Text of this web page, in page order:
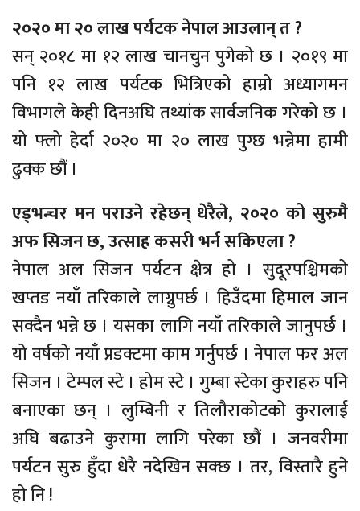
२०२० मा २० लाख पर्यटक नेपाल आउलान् त ?
सन् २०१८ मा १२ लाख चानचुन पुगेको छ । २०१९ मा
पनि १२ लाख पर्यटक भित्रिएको हाम्रो अध्यागमन
विभागले केही दिनअघि तथ्यांक सार्वजनिक गरेको छ ।
यो फ्लो हेर्दा २०२० मा २० लाख पुग्छ भन्नेमा हामी
ढुक्क छौं ।
एड्भन्चर मन पराउने रहेछन् धेरैले, २०२० को सुरुमै
अफ सिजन छ, उत्साह कसरी भर्न सकिएला ?
नेपाल अल सिजन पर्यटन क्षेत्र हो । सुदूरपश्चिमको
खप्तड नयाँ तरिकाले लाग्नुपर्छ । हिउँदमा हिमाल जान
सक्दैन भन्ने छ । यसका लागि नयाँ तरिकाले जानुपर्छ ।
यो वर्षको नयाँ प्रडक्टमा काम गर्नुपर्छ । नेपाल फर अल
सिजन । टेम्पल स्टे । होम स्टे । गुम्बा स्टेका कुराहरु पनि
बनाएका छन् । लुम्बिनी र तिलौराकोटको कुरालाई
अघि बढाउने कुरामा लागि परेका छौं । जनवरीमा
पर्यटन सुरु हुँदा धेरै नदेखिन सक्छ । तर, विस्तारै हुने
हो नि !